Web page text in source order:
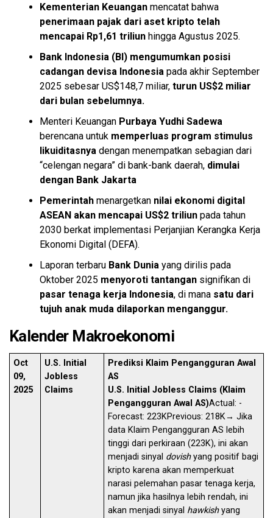
Kementerian Keuangan mencatat bahwa
penerimaan pajak dari aset kripto telah
mencapai Rp1,61 triliun hingga Agustus 2025.
Bank Indonesia (BI) mengumumkan posisi
cadangan devisa Indonesia pada akhir September
2025 sebesar US$148,7 miliar, turun US$2 miliar
dari bulan sebelumnya.
Menteri Keuangan Purbaya Yudhi Sadewa
berencana untuk memperluas program stimulus
likuiditasnya dengan menempatkan sebagian dari
“celengan negara” di bank-bank daerah, dimulai
dengan Bank Jakarta
Pemerintah menargetkan nilai ekonomi digital
ASEAN akan mencapai US$2 triliun pada tahun
2030 berkat implementasi Perjanjian Kerangka Kerja
Ekonomi Digital (DEFA).
Laporan terbaru Bank Dunia yang dirilis pada
Oktober 2025 menyoroti tantangan signifikan di
pasar tenaga kerja Indonesia, di mana satu dari
tujuh anak muda dilaporkan menganggur.
Kalender Makroekonomi
Oct
09,
2025
U.S. Initial
Jobless
Claims
Prediksi Klaim Pengangguran Awal
AS
U.S. Initial Jobless Claims (Klaim
Pengangguran Awal AS)Actual: -
Forecast: 223KPrevious: 218K→Jika
data Klaim Pengangguran AS lebih
tinggi dari perkiraan (223K), ini akan
menjadi sinyal dovishyang positif bagi
kripto karena akan memperkuat
narasi pelemahan pasar tenaga kerja,
namun jika hasilnya lebih rendah, ini
akan menjadi sinyal hawkishyang